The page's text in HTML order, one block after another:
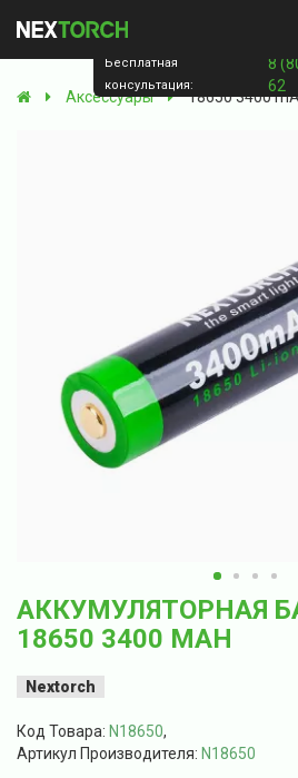
Аксессуары 18650 3400
АККУМУЛЯТОРНАЯ
18650 3400 MAH
Nextorch
Код Товара: N18650,
Артикул Производителя: N18650
Бесплатная
консультация:
8
62